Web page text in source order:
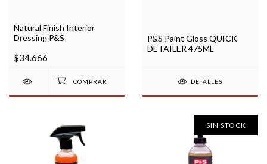
Natural Finish Interior
Dressing P&S
$34.666
P&S Paint Gloss QUICK
DETAILER 475ML
DETALLES
SIN STOCK